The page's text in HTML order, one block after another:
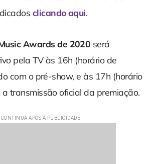
clicando aqui.
Awards de 2020 será
pela TV às 16h (horário de
com o pré-show, e às 17h (horário
transmissão oficial da premiação.